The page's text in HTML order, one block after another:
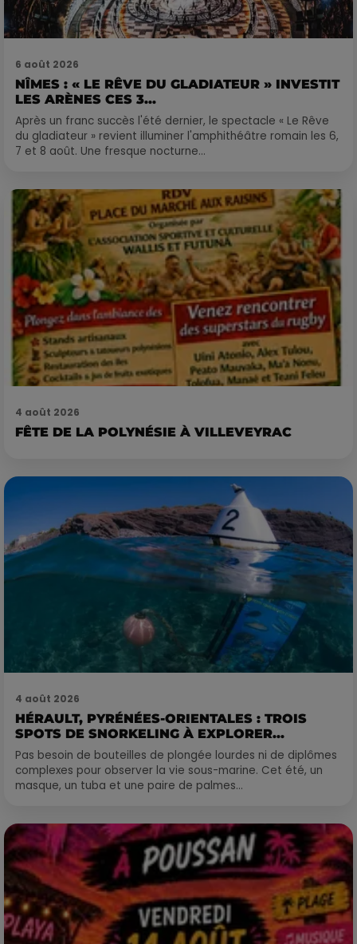
6 août 2026
NÎMES : « LE RÊVE DU GLADIATEUR » INVESTIT
LES ARÈNES CES 3...
Après un franc succès l'été dernier, le spectacle « Le Rêve
du gladiateur » revient illuminer l'amphithéâtre romain les 6,
7 et 8 août. Une fresque nocturne...
4 août 2026
FÊTE DE LA POLYNÉSIE À VILLEVEYRAC
4 août 2026
HÉRAULT, PYRÉNÉES-ORIENTALES : TROIS
SPOTS DE SNORKELING À EXPLORER...
Pas besoin de bouteilles de plongée lourdes ni de diplômes
complexes pour observer la vie sous-marine. Cet été, un
masque, un tuba et une paire de palmes...